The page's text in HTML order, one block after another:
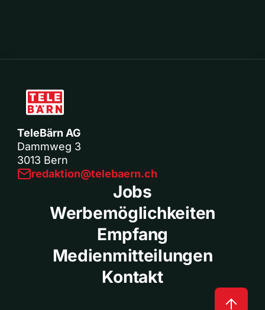
TeleBärn AG
Dammweg 3
3013 Bern
redaktion@telebaern.ch
Jobs
Werbemöglichkeiten
Empfang
Medienmitteilungen
Kontakt